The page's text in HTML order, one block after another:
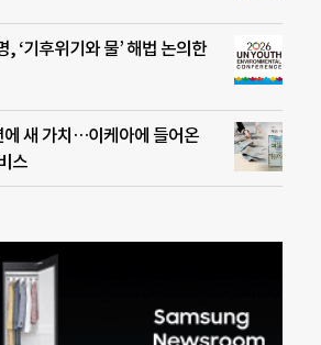
‘기후위기와 물’ 해법 논의한
에 새 가치…이케아에 들어온
스